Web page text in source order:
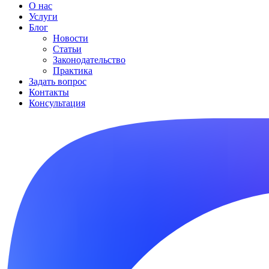
О нас
Услуги
Блог
Новости
Статьи
Законодательство
Практика
Задать вопрос
Контакты
Консультация